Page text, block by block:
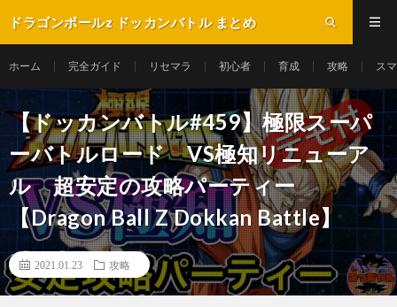
ドラゴンボールz ドッカンバトル まとめ
ホーム 完全ガイド リセマラ 初心者 育成 攻略 ス
︎【ドッカンバトル#459】極限スーパ
ーバトルロード VS極知リニューア
ル 超安定の攻略パーティー
【Dragon Ball Z Dokkan Battle】
2021.01.23 攻略